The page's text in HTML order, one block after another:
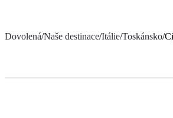
Dovolená/Naše destinace/Itálie/Toskánsko/